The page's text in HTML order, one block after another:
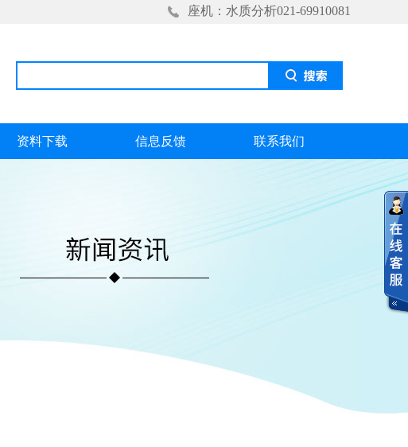
座机：水质分析021-69910081
资料下载 信息反馈 联系我们